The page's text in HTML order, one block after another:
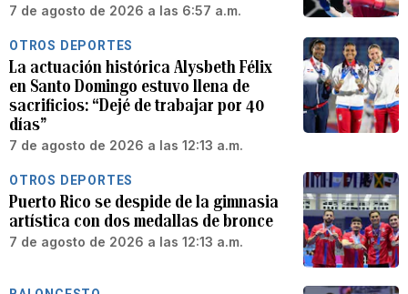
7 de agosto de 2026 a las 6:57 a.m.
OTROS DEPORTES
La actuación histórica Alysbeth Félix
en Santo Domingo estuvo llena de
sacrificios: “Dejé de trabajar por 40
días”
7 de agosto de 2026 a las 12:13 a.m.
OTROS DEPORTES
Puerto Rico se despide de la gimnasia
artística con dos medallas de bronce
7 de agosto de 2026 a las 12:13 a.m.